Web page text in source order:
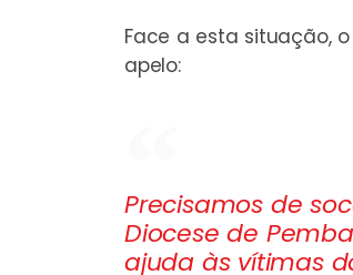
Face a esta situação,
apelo:
Precisamos de
Diocese de
ajuda às vítimas